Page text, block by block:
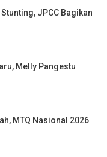
JPCC Bagikan
Melly Pangestu
MTQ Nasional 2026